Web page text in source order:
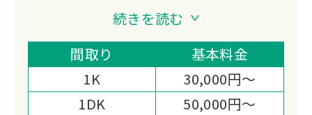
整理・不用品回収などを行う地域密着型
の整理業者です。お客様一人ひとりの状
況に寄り添い、故人の想いを大切にしな
がら、丁寧かつスピーディーな作業でご
家族の負担を軽減します。
続きを読む
間取り
基本料金
1K
30,000円～
1DK
50,000円～